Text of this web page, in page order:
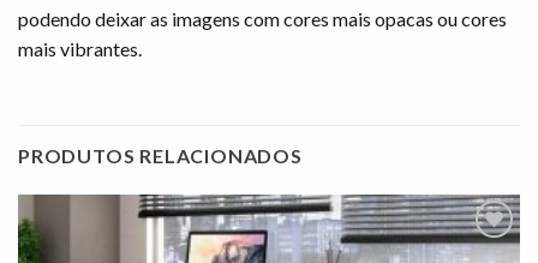
podendo deixar as imagens com cores mais opacas ou cores
mais vibrantes.
PRODUTOS RELACIONADOS